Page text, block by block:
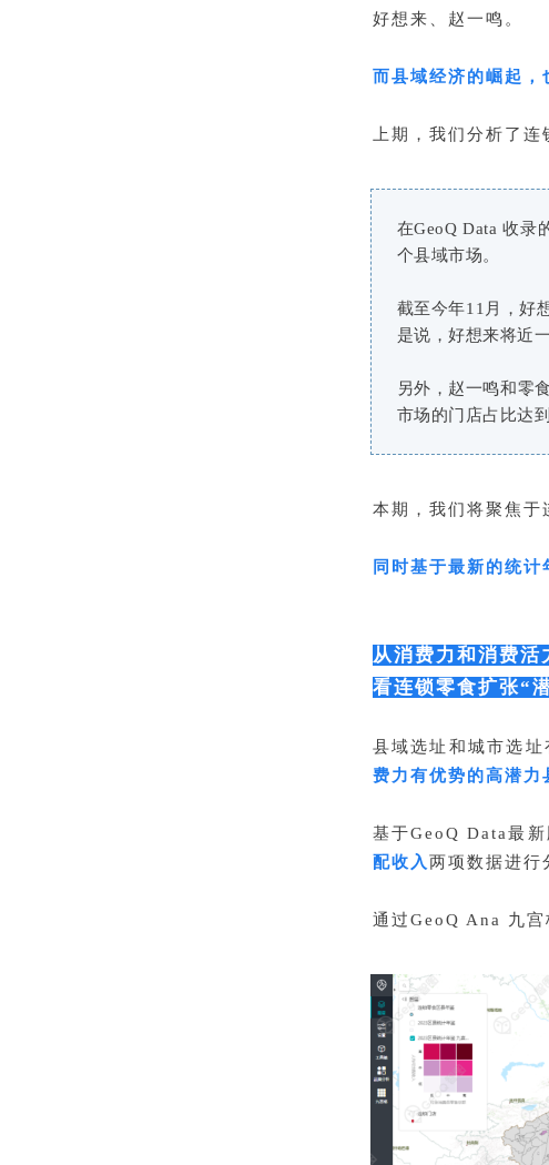
好想来、赵一鸣。
而县域经济的崛起，
上期，我们分析了
在GeoQ Data 收录
个县域市场。
截至今年11月，好
是说，好想来将近
另外，赵一鸣和零
市场的门店占比达
本期，我们将聚焦于
同时基于最新的统计
从消费力和消费活
看连锁零食扩张“
县域选址和城市选址
费力有优势的高潜力
基于GeoQ Data最
配收入 两项数据进行
通过GeoQ Ana 九宫